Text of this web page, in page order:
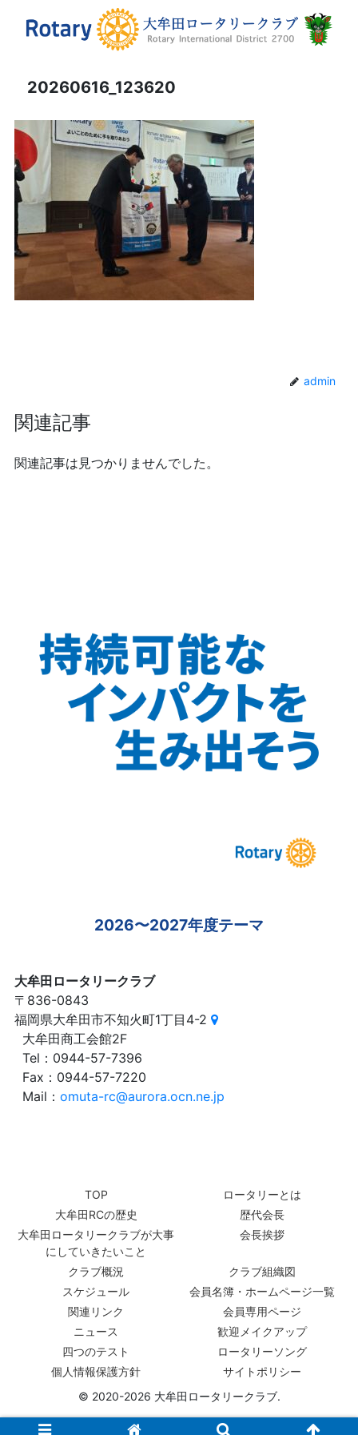
20260616_123620
admin
関連記事
関連記事は見つかりませんでした。
2026〜2027年度テーマ
大牟田ロータリークラブ
〒836-0843
福岡県大牟田市不知火町1丁目4-2
大牟田商工会館2F
Tel：0944-57-7396
Fax：0944-57-7220
Mail：omuta-rc@aurora.ocn.ne.jp
TOP
ロータリーとは
大牟田RCの歴史
歴代会長
大牟田ロータリークラブが大事
にしていきたいこと
会長挨拶
クラブ概況
クラブ組織図
スケジュール
会員名簿・ホームページ一覧
関連リンク
会員専用ページ
ニュース
歓迎メイクアップ
四つのテスト
ロータリーソング
個人情報保護方針
サイトポリシー
© 2020-2026 大牟田ロータリークラブ.